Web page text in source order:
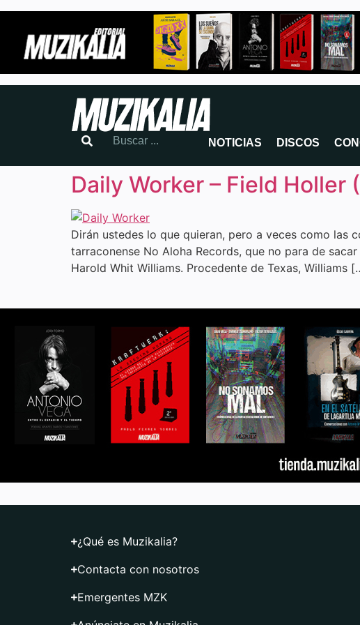
NOTICIAS DISCOS
Daily Worker – Field Holler
Dirán ustedes lo que quieran, pero a veces como las
tarraconense No Aloha Records, que no para de
Harold Whit Williams. Procedente de Texas, Williams
¿Qué es Muzikalia?
Contacta con nosotros
Emergentes MZK